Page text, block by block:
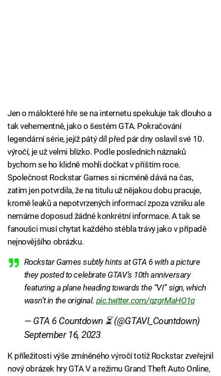
Jen o málokteré hře se na internetu spekuluje tak dlouho a
tak vehementně, jako o šestém GTA. Pokračování
legendární série, jejíž pátý díl před pár dny oslavil své 10.
výročí, je už velmi blízko. Podle posledních náznaků
bychom se ho klidně mohli dočkat v příštím roce.
Společnost Rockstar Games si nicméně dává na čas,
zatím jen potvrdila, že na titulu už nějakou dobu pracuje,
kromě leaků a nepotvrzených informací zpoza vzniku ale
nemáme doposud žádné konkrétní informace. A tak se
fanoušci musí chytat každého stébla trávy jako v případě
nejnovějšího obrázku.
Rockstar Games subtly hints at GTA 6 with a picture
they posted to celebrate GTAV’s 10th anniversary
featuring a plane heading towards the “VI” sign, which
wasn’t in the original. pic.twitter.com/qzgrMaHO1q
— GTA 6 Countdown ⏳ (@GTAVI_Countdown)
September 16, 2023
K příležitosti výše zmíněného výročí totiž Rockstar zveřejnil
nový obrázek hry GTA V a režimu Grand Theft Auto Online,